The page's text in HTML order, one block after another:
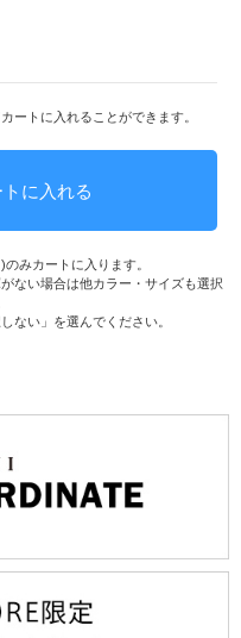
ートに入れることができます。
に入れる
みカートに入ります。
ない場合は他カラー・サイズも選択
ない」を選んでください。